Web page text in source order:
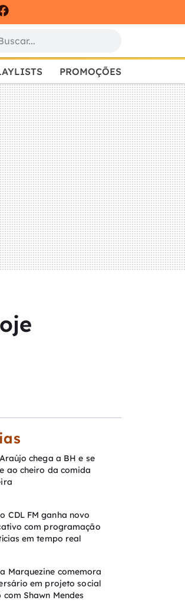
PROMOÇÕES
chega a BH e se
ao cheiro da comida
CDL FM ganha novo
com programação
em tempo real
Marquezine comemora
em projeto social
com Shawn Mendes